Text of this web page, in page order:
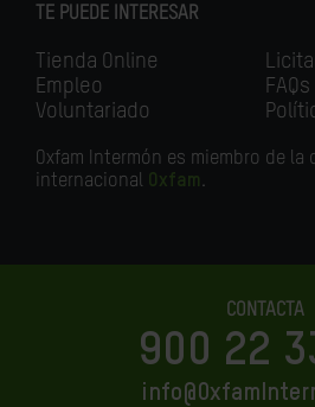
TE PUEDE INTERESAR
Tienda Online
Empleo
Voluntariado
FAQs
Oxfam Intermón es miembro de la
internacional Oxfam.
CONTACTA
900 22